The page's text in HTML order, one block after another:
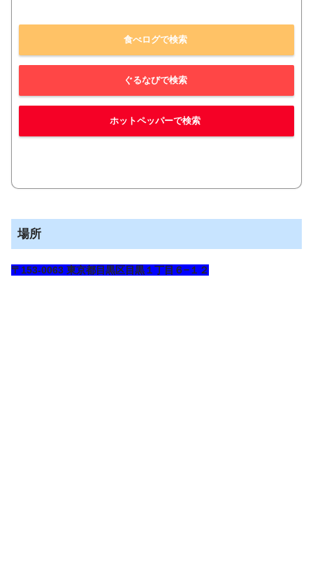
食べログで検索
ぐるなびで検索
ホットペッパーで検索
場所
〒153-0063 東京都目黒区目黒１丁目６−１２